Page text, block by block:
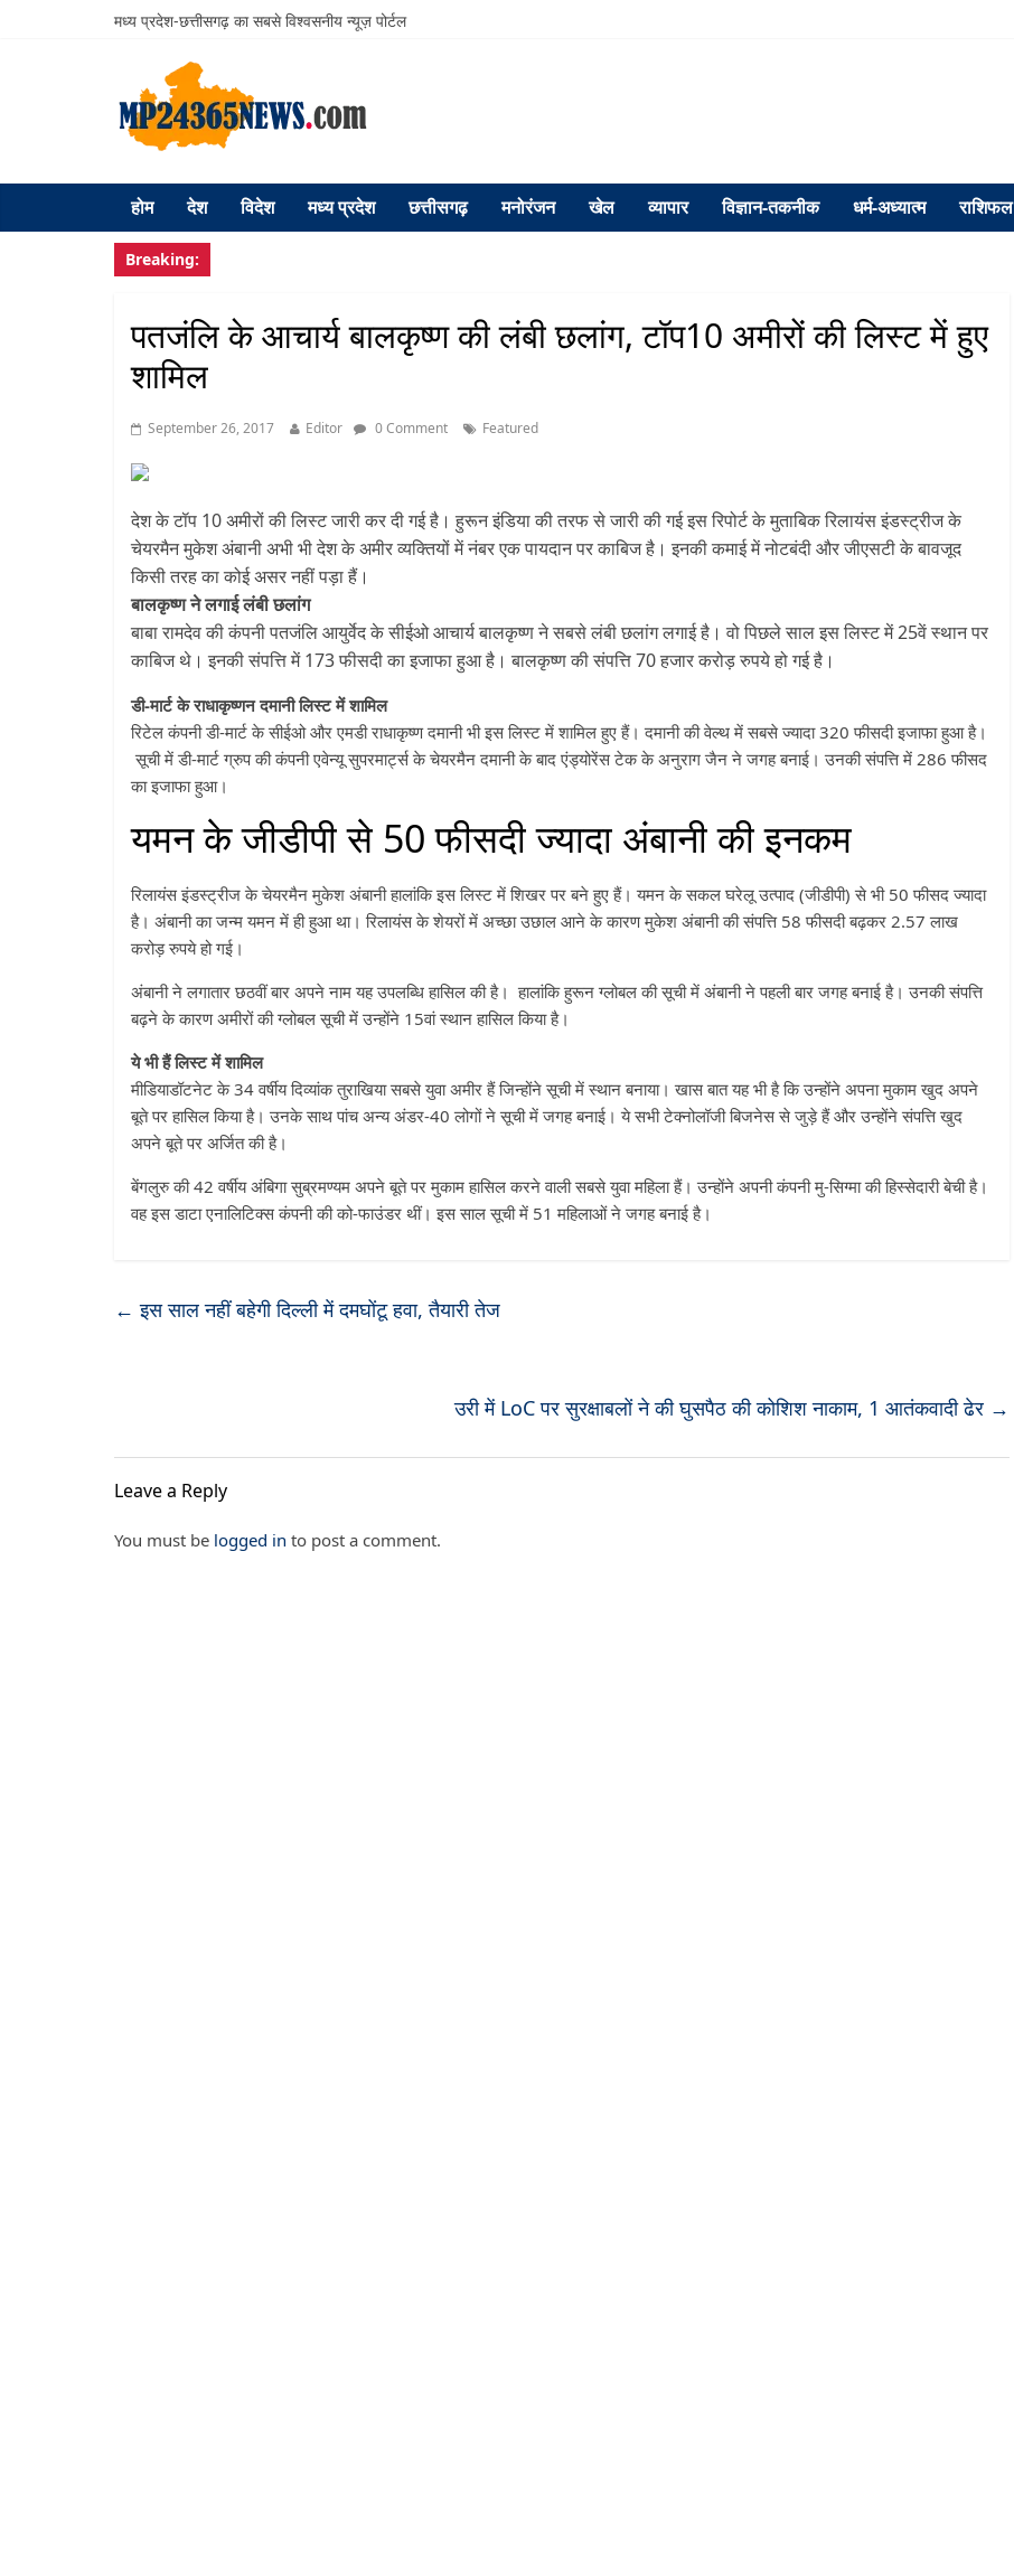
मध्य प्रदेश-छत्तीसगढ़ का सबसे विश्वसनीय न्यूज़ पोर्टल
होम देश विदेश मध्य प्रदेश छत्तीसगढ़ मनोरंजन खेल व्यापार विज्ञान-तकनीक धर्म-अध्यात्म राशिफल
Breaking:
पतजंलि के आचार्य बालकृष्ण की लंबी छलांग, टॉप10 अमीरों की लिस्ट में हुए
शामिल
September 26, 2017 Editor 0 Comment Featured
देश के टॉप 10 अमीरों की लिस्ट जारी कर दी गई है। हुरून इंडिया की तरफ से जारी की गई इस रिपोर्ट के मुताबिक रिलायंस इंडस्ट्रीज के
चेयरमैन मुकेश अंबानी अभी भी देश के अमीर व्यक्तियों में नंबर एक पायदान पर काबिज है। इनकी कमाई में नोटबंदी और जीएसटी के बावजूद
किसी तरह का कोई असर नहीं पड़ा हैं।
बालकृष्ण ने लगाई लंबी छलांग
बाबा रामदेव की कंपनी पतजंलि आयुर्वेद के सीईओ आचार्य बालकृष्ण ने सबसे लंबी छलांग लगाई है। वो पिछले साल इस लिस्ट में 25वें स्थान पर
काबिज थे। इनकी संपत्ति में 173 फीसदी का इजाफा हुआ है। बालकृष्ण की संपत्ति 70 हजार करोड़ रुपये हो गई है।
डी-मार्ट के राधाकृष्णन दमानी लिस्ट में शामिल
रिटेल कंपनी डी-मार्ट के सीईओ और एमडी राधाकृष्ण दमानी भी इस लिस्ट में शामिल हुए हैं। दमानी की वेल्थ में सबसे ज्यादा 320 फीसदी इजाफा हुआ है।
सूची में डी-मार्ट ग्रुप की कंपनी एवेन्यू सुपरमा‌र्ट्स के चेयरमैन दमानी के बाद एंड्योरेंस टेक के अनुराग जैन ने जगह बनाई। उनकी संपत्ति में 286 फीसद
का इजाफा हुआ।
यमन के जीडीपी से 50 फीसदी ज्यादा अंबानी की इनकम
रिलायंस इंडस्ट्रीज के चेयरमैन मुकेश अंबानी हालांकि इस लिस्ट में शिखर पर बने हुए हैं। यमन के सकल घरेलू उत्पाद (जीडीपी) से भी 50 फीसद ज्यादा
है। अंबानी का जन्म यमन में ही हुआ था। रिलायंस के शेयरों में अच्छा उछाल आने के कारण मुकेश अंबानी की संपत्ति 58 फीसदी बढ़कर 2.57 लाख
करोड़ रुपये हो गई।
अंबानी ने लगातार छठवीं बार अपने नाम यह उपलब्धि हासिल की है। हालांकि हुरून ग्लोबल की सूची में अंबानी ने पहली बार जगह बनाई है। उनकी संपत्ति
बढ़ने के कारण अमीरों की ग्लोबल सूची में उन्होंने 15वां स्थान हासिल किया है।
ये भी हैं लिस्ट में शामिल
मीडियाडॉटनेट के 34 वर्षीय दिव्यांक तुराखिया सबसे युवा अमीर हैं जिन्होंने सूची में स्थान बनाया। खास बात यह भी है कि उन्होंने अपना मुकाम खुद अपने
बूते पर हासिल किया है। उनके साथ पांच अन्य अंडर-40 लोगों ने सूची में जगह बनाई। ये सभी टेक्नोलॉजी बिजनेस से जुड़े हैं और उन्होंने संपत्ति खुद
अपने बूते पर अर्जित की है।
बेंगलुरु की 42 वर्षीय अंबिगा सुब्रमण्यम अपने बूते पर मुकाम हासिल करने वाली सबसे युवा महिला हैं। उन्होंने अपनी कंपनी मु-सिग्मा की हिस्सेदारी बेची है।
वह इस डाटा एनालिटिक्स कंपनी की को-फाउंडर थीं। इस साल सूची में 51 महिलाओं ने जगह बनाई है।
← इस साल नहीं बहेगी दिल्ली में दमघोंटू हवा, तैयारी तेज
उरी में LoC पर सुरक्षाबलों ने की घुसपैठ की कोशिश नाकाम, 1 आतंकवादी ढेर →
Leave a Reply
You must be logged in to post a comment.